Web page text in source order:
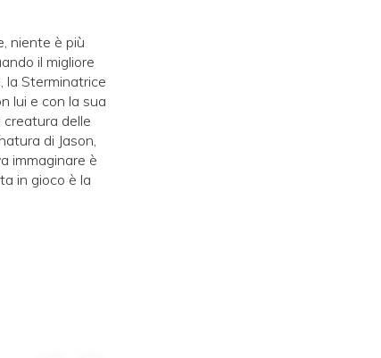
niente è più
il migliore
la Sterminatrice
lui e con la sua
delle
di Jason,
immaginare è
in gioco è la